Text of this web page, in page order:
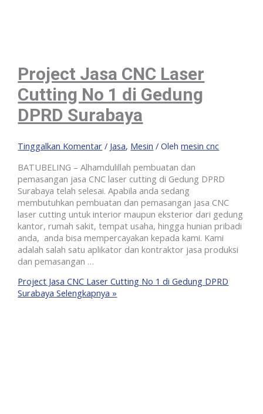
Project Jasa CNC Laser
Cutting No 1 di Gedung
DPRD Surabaya
Tinggalkan Komentar / Jasa, Mesin / Olehmesin cnc
BATUBELING – Alhamdulillah pembuatan dan
pemasangan jasa CNC laser cutting di Gedung DPRD
Surabaya telah selesai. Apabila anda sedang
membutuhkan pembuatan dan pemasangan jasa CNC
laser cutting untuk interior maupun eksterior dari gedung
kantor, rumah sakit, tempat usaha, hingga hunian pribadi
anda, anda bisa mempercayakan kepada kami. Kami
adalah salah satu aplikator dan kontraktor jasa produksi
dan pemasangan …
Project Jasa CNC Laser Cutting No 1 di Gedung DPRD
Surabaya Selengkapnya »